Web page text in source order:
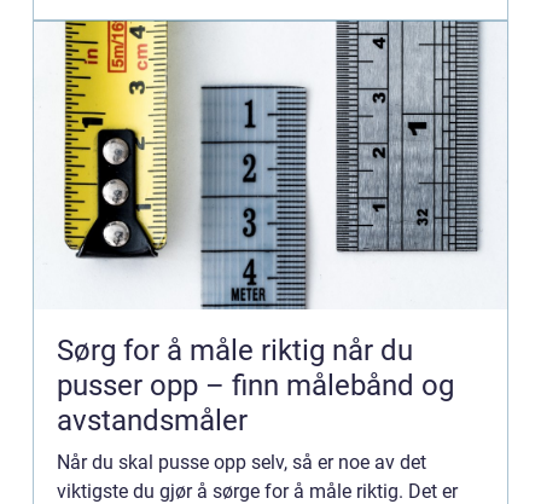
Sørg for å måle riktig når du
pusser opp – finn målebånd og
avstandsmåler
Når du skal pusse opp selv, så er noe av det
viktigste du gjør å sørge for å måle riktig. Det er